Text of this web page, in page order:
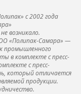
с 2002 года
возникало.
«Полипак-Самара» —
промышленного
в комплекте с пресс-
с пресс-
который отличается
продукции.